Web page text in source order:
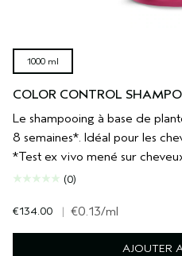
1000 ml
COLOR CONTROL
Le shampooing à base de
8 semaines*. Idéal pour les
*Test ex vivo mené sur
(0)
€134.00 | €0.13/ml
AJOUTER